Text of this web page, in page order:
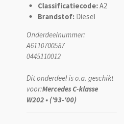
Classificatiecode:A2
Brandstof: Diesel
Onderdeelnummer:
A6110700587
0445110012
Dit onderdeel is o.a. geschikt
voor:Mercedes C-klasse
W202 • ('93-'00)